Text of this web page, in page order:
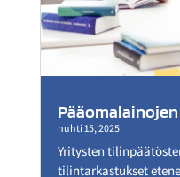
huhti 15, 2025
Yritysten
tilintarkastukset